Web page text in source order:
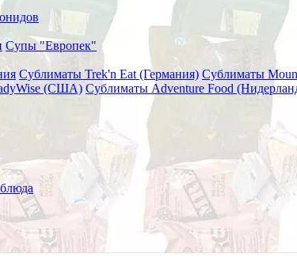
Супы "Европек"
Сублиматы Trek'n Eat (Германия) Сублиматы
(США) Сублиматы Adventure Food
14G Китай